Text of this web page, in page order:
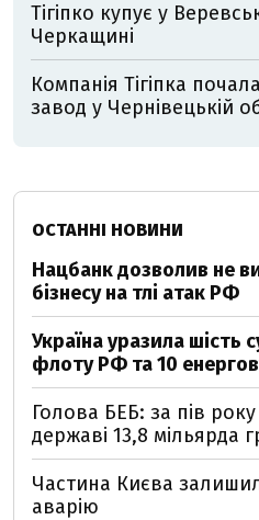
Тігіпко купує у
Черкащині
Компанія Тігіпка
завод у Чернівецькій
ОСТАННІ НОВИНИ
Нацбанк дозволив не
бізнесу на тлі атак РФ
Україна уразила шість
флоту РФ та 10
Голова БЕБ: за пів року
державі 13,8 мільярда
Частина Києва
аварію